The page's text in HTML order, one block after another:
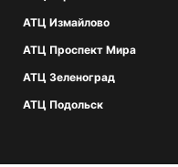
АТЦ Измайлово
АТЦ Проспект Мира
АТЦ Зеленоград
АТЦ Подольск